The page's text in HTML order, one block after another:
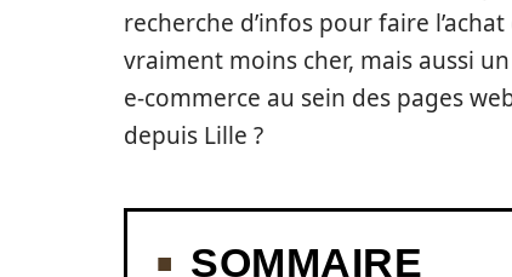
recherche d’infos pour faire
vraiment moins cher, mais aussi
e-commerce au sein des pages
depuis Lille ?
SOMMAIRE